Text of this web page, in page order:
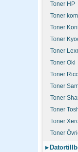
Toner HP
Toner
Toner
Toner
Toner
Toner Oki
Toner
Toner
Toner
Toner
Toner
Toner
▸